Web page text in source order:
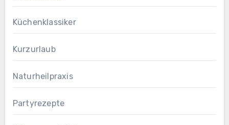
Küchenklassiker
Kurzurlaub
Naturheilpraxis
Partyrezepte